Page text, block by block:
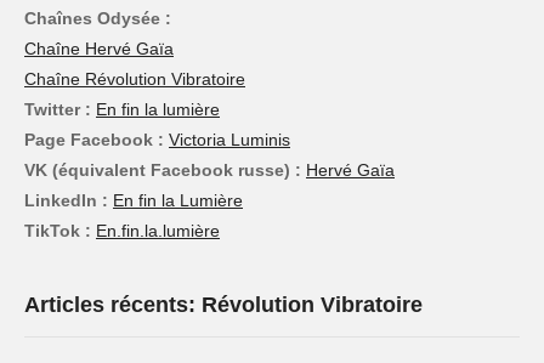
Chaînes Odysée :
Chaîne Hervé Gaïa
Chaîne Révolution Vibratoire
Twitter : En fin la lumière
Page Facebook : Victoria Luminis
VK (équivalent Facebook russe) : Hervé Gaïa
LinkedIn : En fin la Lumière
TikTok : En.fin.la.lumière
Articles récents: Révolution Vibratoire